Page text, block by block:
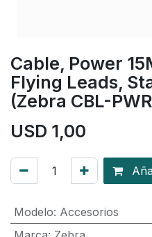
Cable, Power
Flying Leads,
(Zebra CBL-
USD 1,00
Modelo: Accesorios